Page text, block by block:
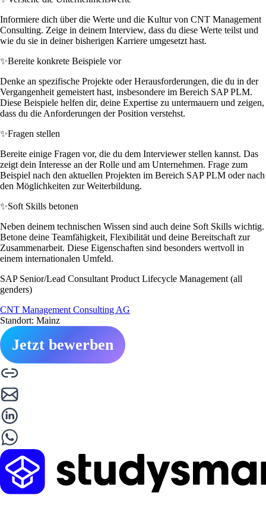
Informiere dich über die Werte und die Kultur von CNT Management
Consulting. Zeige in deinem Interview, dass du diese Werte teilst und
wie du sie in deiner bisherigen Karriere umgesetzt hast.
✨Bereite konkrete Beispiele vor
Denke an spezifische Projekte oder Herausforderungen, die du in der
Vergangenheit gemeistert hast, insbesondere im Bereich SAP PLM.
Diese Beispiele helfen dir, deine Expertise zu untermauern und zeigen,
dass du die Anforderungen der Position verstehst.
✨Fragen stellen
Bereite einige Fragen vor, die du dem Interviewer stellen kannst. Das
zeigt dein Interesse an der Rolle und am Unternehmen. Frage zum
Beispiel nach den aktuellen Projekten im Bereich SAP PLM oder nach
den Möglichkeiten zur Weiterbildung.
✨Soft Skills betonen
Neben deinem technischen Wissen sind auch deine Soft Skills wichtig.
Betone deine Teamfähigkeit, Flexibilität und deine Bereitschaft zur
Zusammenarbeit. Diese Eigenschaften sind besonders wertvoll in
einem internationalen Umfeld.
SAP Senior/Lead Consultant Product Lifecycle Management (all
genders)
CNT Management Consulting AG
Standort: Mainz
Jetzt bewerben